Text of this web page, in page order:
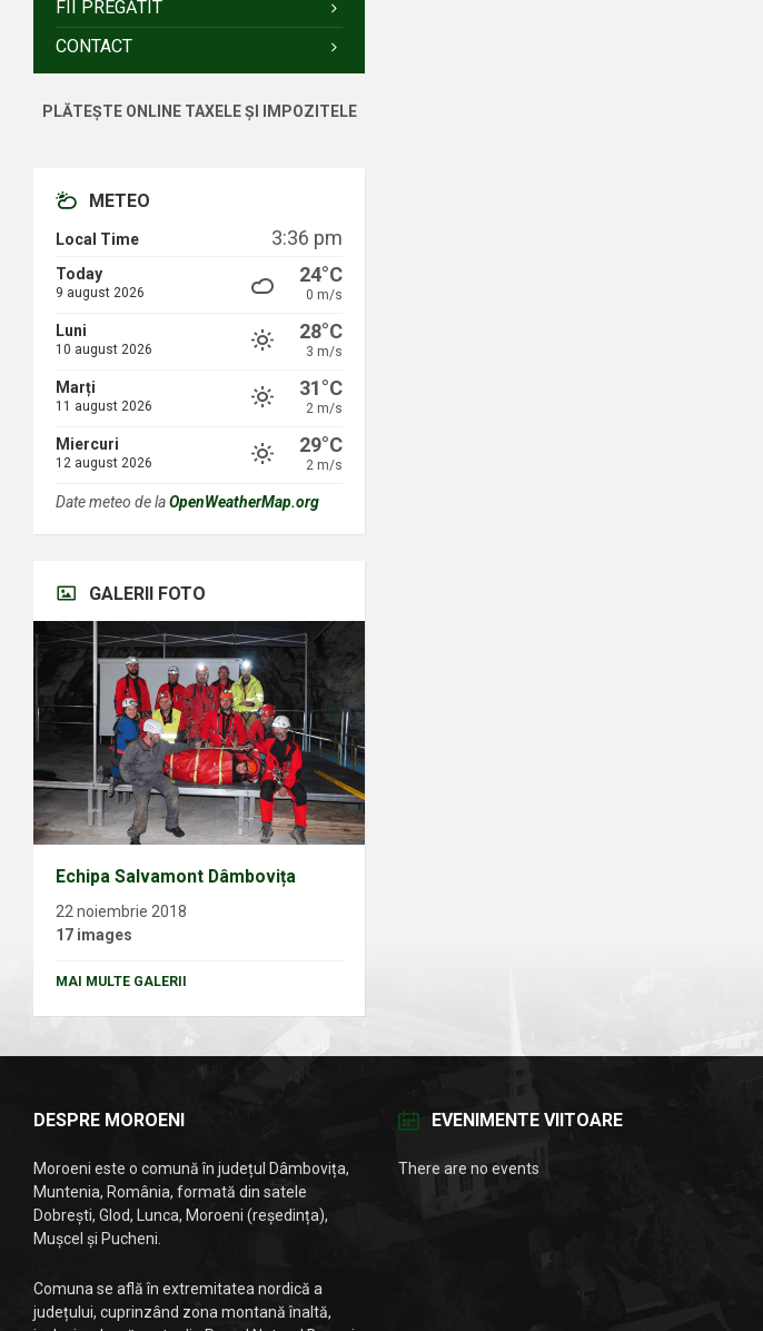
FII PREGĂTIT
CONTACT
PLĂTEȘTE ONLINE TAXELE ȘI IMPOZITELE
METEO
Local Time 3:36 pm
Today
9 august 2026
24°C
0 m/s
Luni
10 august 2026
28°C
3 m/s
Marți
11 august 2026
31°C
2 m/s
Miercuri
12 august 2026
29°C
2 m/s
Date meteo de laOpenWeatherMap.org
GALERII FOTO
Echipa Salvamont Dâmbovița
22 noiembrie 2018
17 images
MAI MULTE GALERII
DESPRE MOROENI
Moroeni este o comună în județul Dâmbovița,
Muntenia, România, formată din satele
Dobrești, Glod, Lunca, Moroeni (reședința),
Mușcel și Pucheni.
Comuna se află în extremitatea nordică a
județului, cuprinzând zona montană înaltă,
EVENIMENTE VIITOARE
There are no events